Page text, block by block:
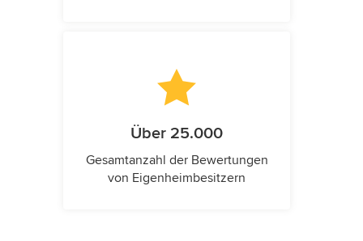
Über 25.000
Gesamtanzahl der Bewertungen
von Eigenheimbesitzern